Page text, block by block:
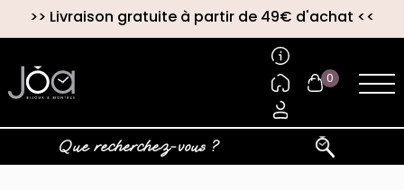
>> Livraison gratuite à partir de 49€ d'achat <<
0